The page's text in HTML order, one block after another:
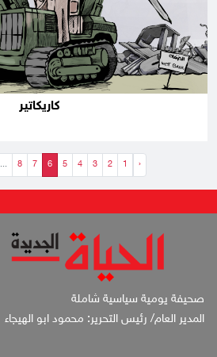
كاريكاتير
‹
1
2
3
4
5
6
7
8
...
صحيفة يومية سياسية شاملة
المدير العام/ رئيس التحرير: محمود ابو الهيجاء